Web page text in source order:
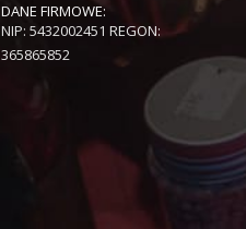
DANE FIRMOWE:
NIP: 5432002451 REGON:
365865852